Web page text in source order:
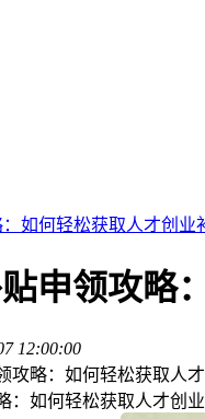
如何轻松获取人才创业
申领攻略
12:00:00
攻略：如何轻松获取人
：如何轻松获取人才创